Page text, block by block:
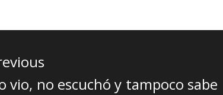
vio, no escuchó y tampoco sabe